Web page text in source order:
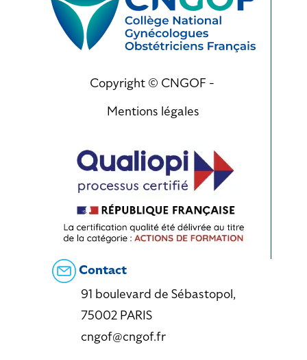
Copyright © CNGOF -
Mentions légales
Contact
91 boulevard de Sébastopol,
75002 PARIS
cngof@cngof.fr